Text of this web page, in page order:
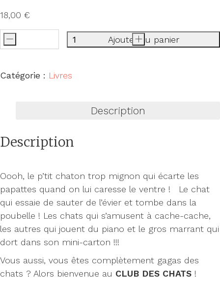
18,00 €
quantité
Le
- +
Ajouter au panier
Catégorie : Livres
Description
Description
Oooh, le p’tit chaton trop mignon qui écarte les
papattes quand on lui caresse le ventre ! Le chat
qui essaie de sauter de l’évier et tombe dans la
poubelle ! Les chats qui s’amusent à cache-cache,
les autres qui jouent du piano et le gros marrant qui
dort dans son mini-carton !!!
Vous aussi, vous êtes complètement gagas des
chats ? Alors bienvenue au CLUB DES CHATS !